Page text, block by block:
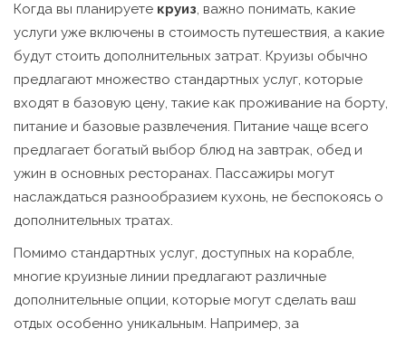
Когда вы планируете круиз, важно понимать, какие
услуги уже включены в стоимость путешествия, а какие
будут стоить дополнительных затрат. Круизы обычно
предлагают множество стандартных услуг, которые
входят в базовую цену, такие как проживание на борту,
питание и базовые развлечения. Питание чаще всего
предлагает богатый выбор блюд на завтрак, обед и
ужин в основных ресторанах. Пассажиры могут
наслаждаться разнообразием кухонь, не беспокоясь о
дополнительных тратах.
Помимо стандартных услуг, доступных на корабле,
многие круизные линии предлагают различные
дополнительные опции, которые могут сделать ваш
отдых особенно уникальным. Например, за